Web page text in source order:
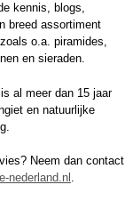
kennis, blogs,
breed assortiment
o.a. piramides,
en sieraden.
al meer dan 15 jaar
en natuurlijke
Neem dan contact
nederland.nl .